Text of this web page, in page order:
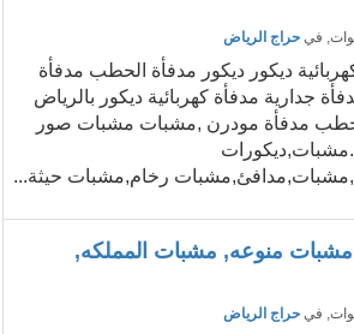
, في حراج الرياض
ديكور ديكور مدفأة الحطب مدفأة
جدارية مدفأة كهربائية ديكور بالرياض
مدفأة مودرن ,مشبات مشبات صور
رخام,مشبات حيثة...
منوعه, مشبات المملكه,
, في حراج الرياض